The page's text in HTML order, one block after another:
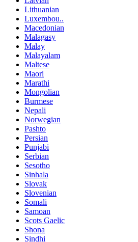
Lithuanian
Luxembou..
Macedonian
Malagasy
Malay
Malayalam
Maltese
Maori
Marathi
Mongolian
Burmese
Nepali
Norwegian
Pashto
Persian
Punjabi
Serbian
Sesotho
Sinhala
Slovak
Slovenian
Somali
Samoan
Scots Gaelic
Shona
Sindhi